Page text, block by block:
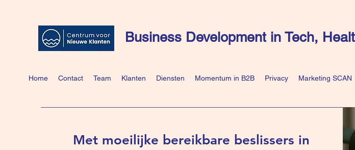
Business Development in Tech,
Home Contact Team Klanten Diensten Momentum in B2B Privacy Marketing SCAN
Met moeilijke bereikbare beslissers in